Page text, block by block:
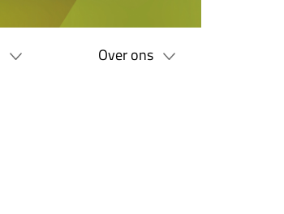
Over ons